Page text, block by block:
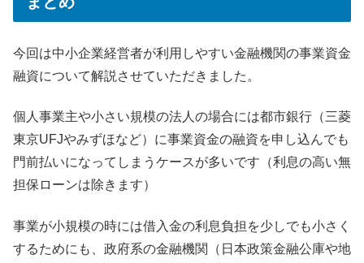
今回は中小企業経営者が利用しやすい金融機関の事業資金
融資について解説させていただきました。
個人事業主や小さい規模の法人の場合には都市銀行（三菱
東京UFJやみずほなど）に事業資金の融資を申し込んでも
門前払いになってしまうケースが多いです（利息の高い無
担保ローンは除きます）
事業が小規模の時には借入金の利息負担を少しでも小さく
するためにも、政府系の金融機関（日本政策金融公庫や地